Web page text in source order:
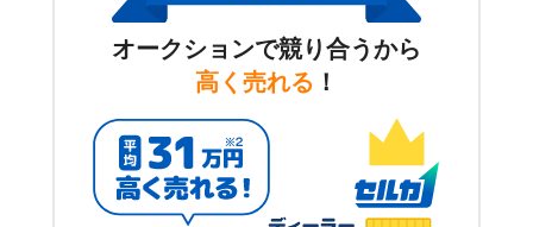
オークションで競り合うから
高く売れる ！